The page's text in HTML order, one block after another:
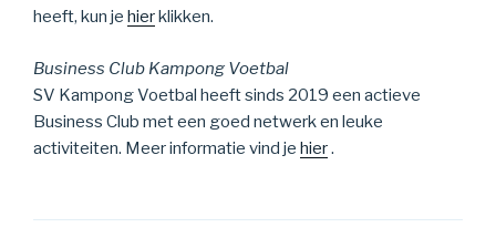
heeft, kun je hierklikken.
Business Club Kampong Voetbal
SV Kampong Voetbal heeft sinds 2019 een actieve
Business Club met een goed netwerk en leuke
activiteiten. Meer informatie vind je hier.